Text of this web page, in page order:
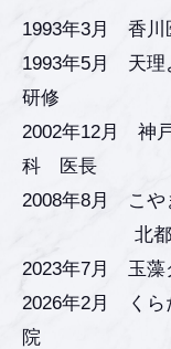
1993年3月 香
1993年5月 天理
研修
2002年12月 神
科 医長
2008年8月 こ
北都病院
2023年7月 玉藻
2026年2月 くら
院